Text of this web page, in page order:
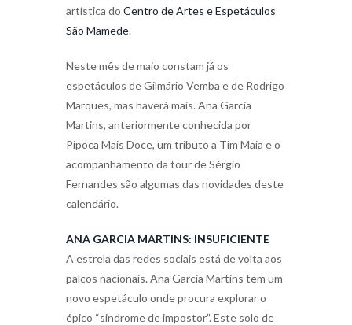
artística do Centro de Artes e Espetáculos
São Mamede.
Neste mês de maio constam já os
espetáculos de Gilmário Vemba e de Rodrigo
Marques, mas haverá mais. Ana Garcia
Martins, anteriormente conhecida por
Pipoca Mais Doce, um tributo a Tim Maia e o
acompanhamento da tour de Sérgio
Fernandes são algumas das novidades deste
calendário.
ANA GARCIA MARTINS: INSUFICIENTE
A estrela das redes sociais está de volta aos
palcos nacionais. Ana Garcia Martins tem um
novo espetáculo onde procura explorar o
épico “sindrome de impostor”. Este solo de